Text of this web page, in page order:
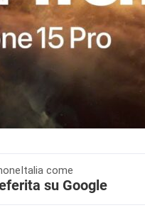
come
su Google